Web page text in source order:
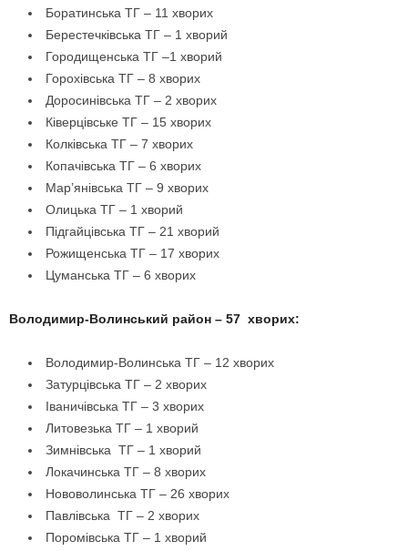
Боратинська ТГ – 11 хворих
Берестечківська ТГ – 1 хворий
Городищенська ТГ –1 хворий
Горохівська ТГ – 8 хворих
Доросинівська ТГ – 2 хворих
Ківерцівське ТГ – 15 хворих
Колківська ТГ – 7 хворих
Копачівська ТГ – 6 хворих
Мар’янівська ТГ – 9 хворих
Олицька ТГ – 1 хворий
Підгайцівська ТГ – 21 хворий
Рожищенська ТГ – 17 хворих
Цуманська ТГ – 6 хворих
Володимир-Волинський район – 57 хворих:
Володимир-Волинська ТГ – 12 хворих
Затурцівська ТГ – 2 хворих
Іваничівська ТГ – 3 хворих
Литовезька ТГ – 1 хворий
Зимнівська ТГ – 1 хворий
Локачинська ТГ – 8 хворих
Нововолинська ТГ – 26 хворих
Павлівська ТГ – 2 хворих
Поромівська ТГ – 1 хворий